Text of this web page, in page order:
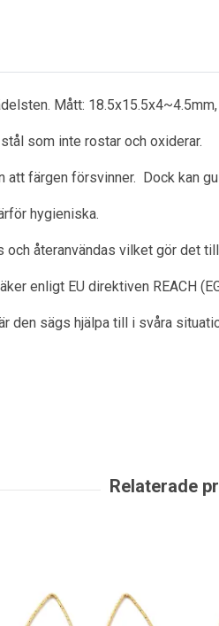
Mått: 18.5x15.5x4~4.5mm,
som inte rostar och oxiderar.
att färgen försvinner. Dock kan
hygieniska.
återanvändas vilket gör det
enligt EU direktiven REACH
den sägs hjälpa till i svåra